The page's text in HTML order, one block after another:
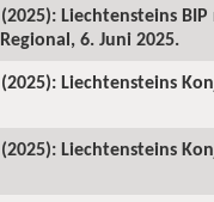
Liechtensteins
6. Juni 2025.
Liechtensteins
Liechtensteins